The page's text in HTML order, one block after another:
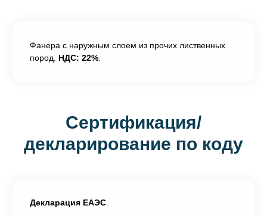
Фанера с наружным слоем из прочих лиственных
пород. НДС: 22%
Сертификация/
декларирование по коду
Декларация ЕАЭС